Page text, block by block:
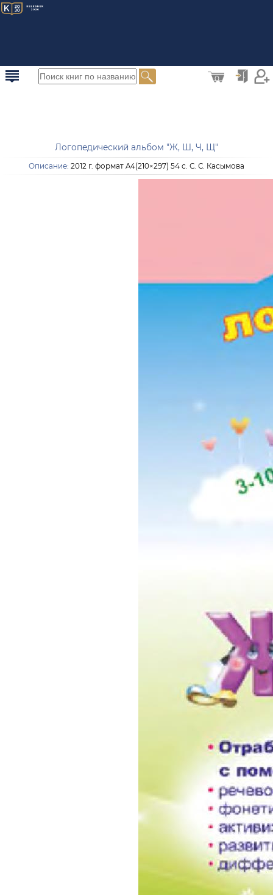
0
Логопедический альбом "Ж, Ш, Ч, Щ"
Описание: 2012 г. формат A4(210×297) 54 с. С. С. Касымова